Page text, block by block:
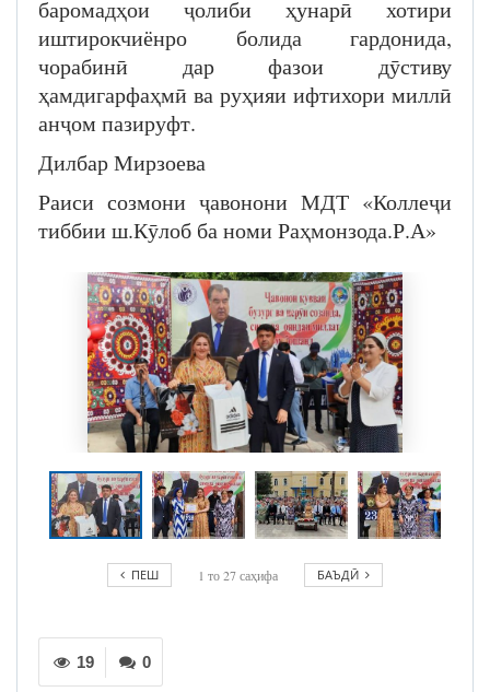
баромадҳои ҷолиби ҳунарӣ хотири
иштирокчиёнро болида гардонида,
чорабинӣ дар фазои дӯстиву
ҳамдигарфаҳмӣ ва руҳияи ифтихори миллӣ
анҷом пазируфт.
Дилбар Мирзоева
Раиси созмони ҷавонони МДТ «Коллеҷи
тиббии ш.Кӯлоб ба номи Раҳмонзода.Р.А»
ПЕШ 1 то27саҳифа БАЪДӢ
0
19